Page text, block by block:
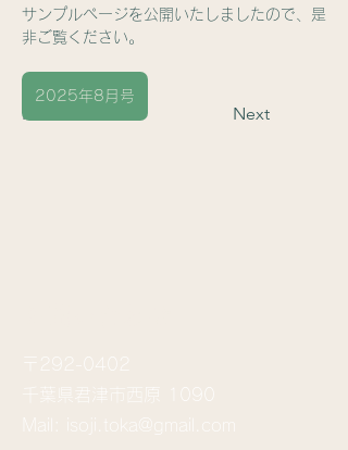
Previous Next
サンプルページを公開いたしましたので、是
非ご覧ください。
2025年8月号
〒292-0402
千葉県君津市西原 1090
isoji.toka@gmail.com